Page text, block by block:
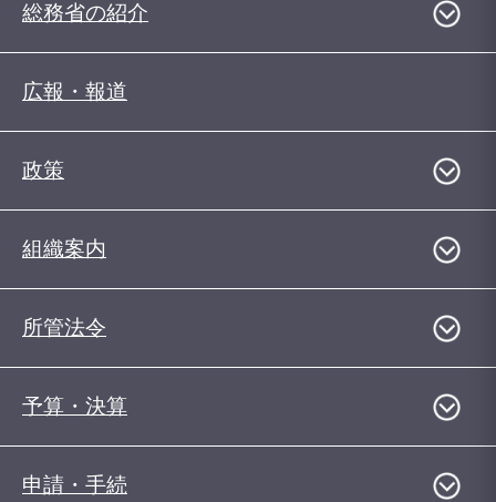
総務省の紹介
広報・報道
政策
組織案内
所管法令
予算・決算
申請・手続